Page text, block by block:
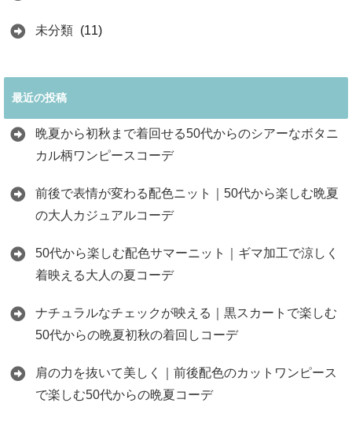
未分類 (11)
最近の投稿
晩夏から初秋まで着回せる50代からのシアーなボタニ
カル柄ワンピースコーデ
前後で表情が変わる配色ニット｜50代から楽しむ晩夏
の大人カジュアルコーデ
50代から楽しむ配色サマーニット｜ギマ加工で涼しく
着映える大人の夏コーデ
ナチュラルなチェックが映える｜黒スカートで楽しむ
50代からの晩夏初秋の着回しコーデ
肩の力を抜いて美しく｜前後配色のカットワンピース
で楽しむ50代からの晩夏コーデ